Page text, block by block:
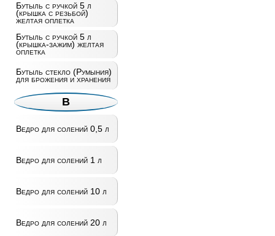
Бутыль с ручкой 5 л
(крышка с резьбой)
желтая оплетка
Бутыль с ручкой 5 л
(крышка-зажим) желтая
оплетка
Бутыль стекло (Румыния)
для брожения и хранения
В
Ведро для солений 0,5 л
Ведро для солений 1 л
Ведро для солений 10 л
Ведро для солений 20 л